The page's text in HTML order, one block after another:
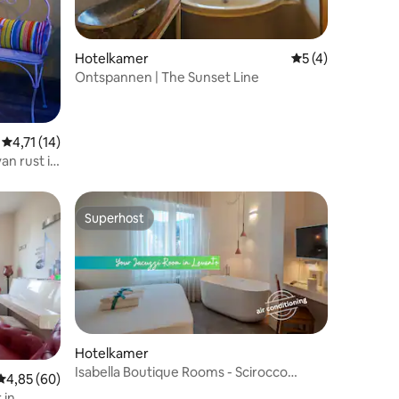
Gemiddelde beoordeling van 4,71 op 5, 14 recensies
4,71 (14)
rust in
Hotelkamer Gemiddelde
5 (4)
Ontspannen | The Sunset Line
beoordeling van 4,85 op 5, 60 recensies
4,85 (60)
Superhost
Superhost
Hotelkamer
Isabella Boutique Rooms - Scirocco